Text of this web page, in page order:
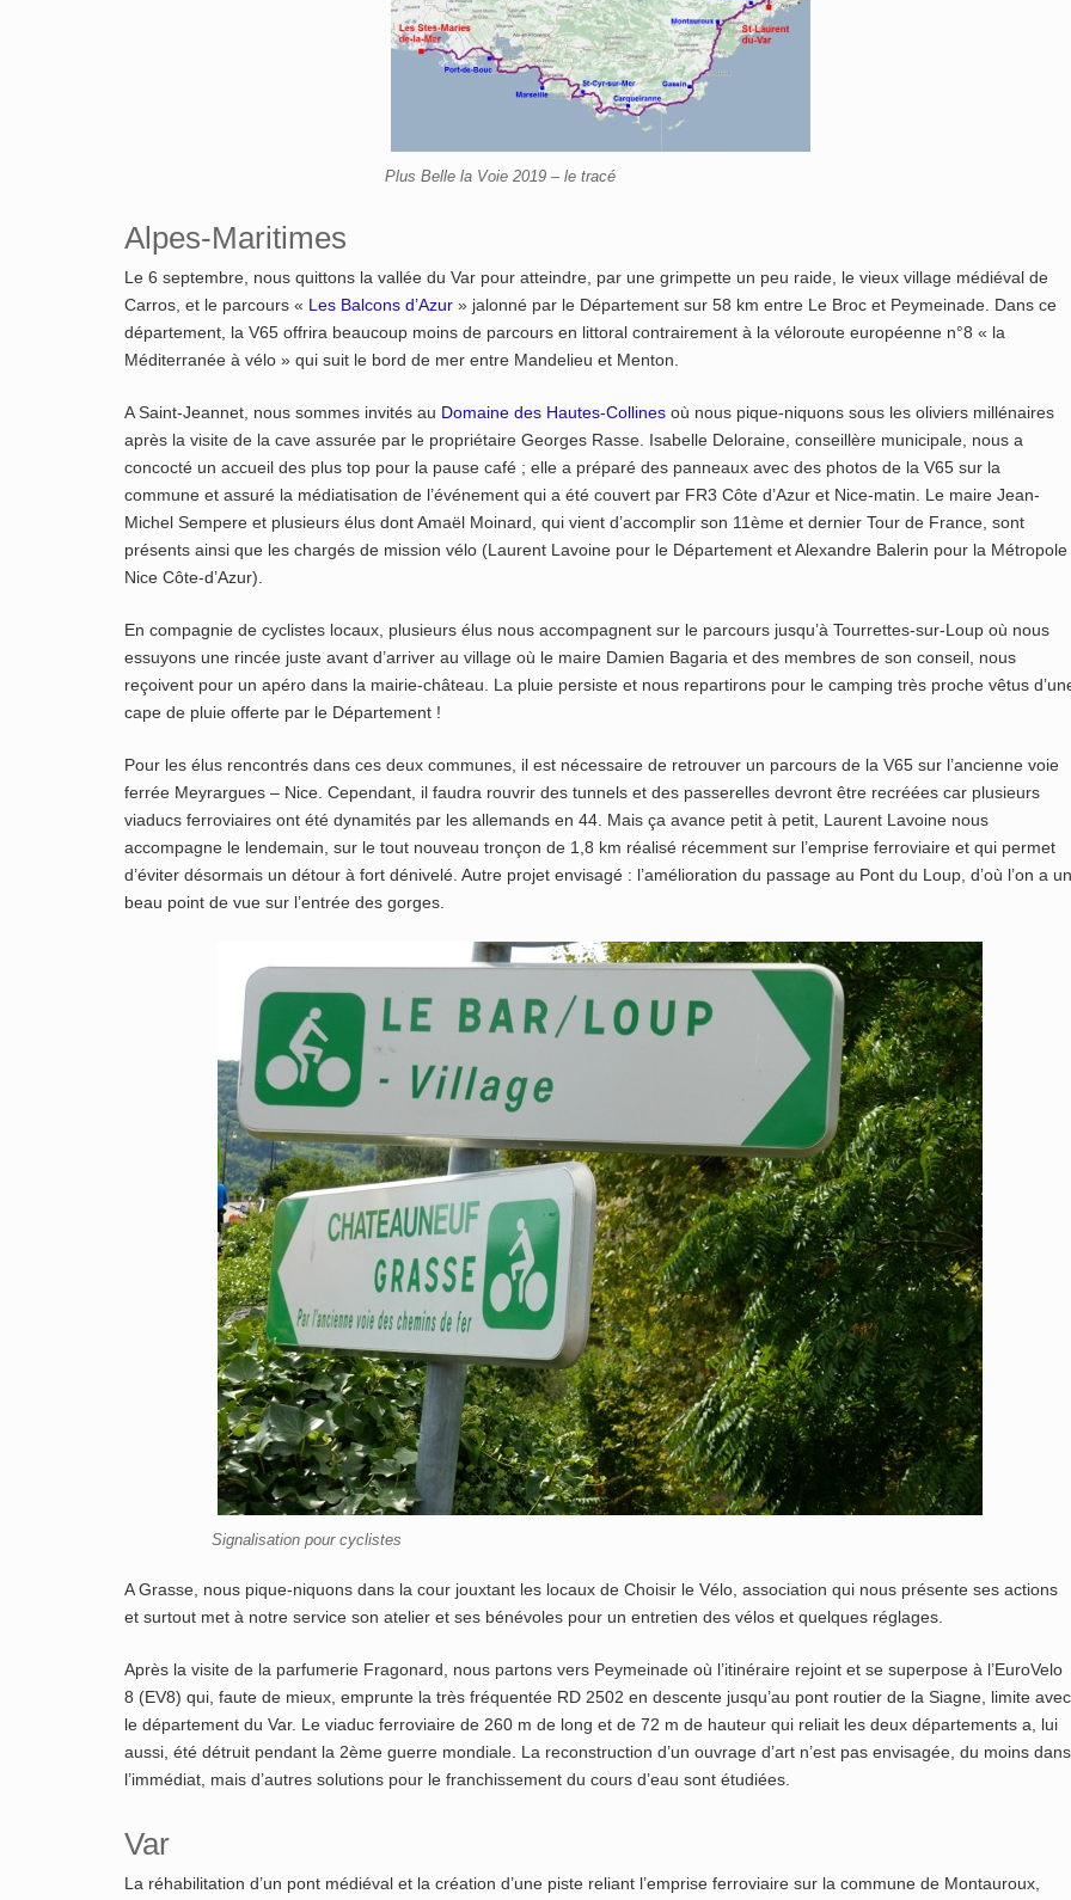
Plus Belle la Voie 2019 – le tracé
Alpes-Maritimes
Le 6 septembre, nous quittons la vallée du Var pour atteindre, par une grimpette un peu raide, le vieux village médiéval de
Carros, et le parcours « Les Balcons d’Azur » jalonné par le Département sur 58 km entre Le Broc et Peymeinade. Dans ce
département, la V65 offrira beaucoup moins de parcours en littoral contrairement à la véloroute européenne n°8 « la
Méditerranée à vélo » qui suit le bord de mer entre Mandelieu et Menton.
A Saint-Jeannet, nous sommes invités au Domaine des Hautes-Collines où nous pique-niquons sous les oliviers millénaires
après la visite de la cave assurée par le propriétaire Georges Rasse. Isabelle Deloraine, conseillère municipale, nous a
concocté un accueil des plus top pour la pause café ; elle a préparé des panneaux avec des photos de la V65 sur la
commune et assuré la médiatisation de l’événement qui a été couvert par FR3 Côte d’Azur et Nice-matin. Le maire Jean-
Michel Sempere et plusieurs élus dont Amaël Moinard, qui vient d’accomplir son 11ème et dernier Tour de France, sont
présents ainsi que les chargés de mission vélo (Laurent Lavoine pour le Département et Alexandre Balerin pour la Métropole
Nice Côte-d’Azur).
En compagnie de cyclistes locaux, plusieurs élus nous accompagnent sur le parcours jusqu’à Tourrettes-sur-Loup où nous
essuyons une rincée juste avant d’arriver au village où le maire Damien Bagaria et des membres de son conseil, nous
reçoivent pour un apéro dans la mairie-château. La pluie persiste et nous repartirons pour le camping très proche vêtus
cape de pluie offerte par le Département !
Pour les élus rencontrés dans ces deux communes, il est nécessaire de retrouver un parcours de la V65 sur l’ancienne voie
ferrée Meyrargues – Nice. Cependant, il faudra rouvrir des tunnels et des passerelles devront être recréées car plusieurs
viaducs ferroviaires ont été dynamités par les allemands en 44. Mais ça avance petit à petit, Laurent Lavoine nous
accompagne le lendemain, sur le tout nouveau tronçon de 1,8 km réalisé récemment sur l’emprise ferroviaire et qui permet
d’éviter désormais un détour à fort dénivelé. Autre projet envisagé : l’amélioration du passage au Pont du Loup, d’où l’on a un
beau point de vue sur l’entrée des gorges.
Signalisation pour cyclistes
A Grasse, nous pique-niquons dans la cour jouxtant les locaux de Choisir le Vélo, association qui nous présente ses actions
et surtout met à notre service son atelier et ses bénévoles pour un entretien des vélos et quelques réglages.
Après la visite de la parfumerie Fragonard, nous partons vers Peymeinade où l’itinéraire rejoint et se superpose à l’EuroVelo
8 (EV8) qui, faute de mieux, emprunte la très fréquentée RD 2502 en descente jusqu’au pont routier de la Siagne, limite avec
le département du Var. Le viaduc ferroviaire de 260 m de long et de 72 m de hauteur qui reliait les deux départements a, lui
aussi, été détruit pendant la 2ème guerre mondiale. La reconstruction d’un ouvrage d’art n’est pas envisagée, du moins dans
l’immédiat, mais d’autres solutions pour le franchissement du cours d’eau sont étudiées.
Var
La réhabilitation d’un pont médiéval et la création d’une piste reliant l’emprise ferroviaire sur la commune de Montauroux,